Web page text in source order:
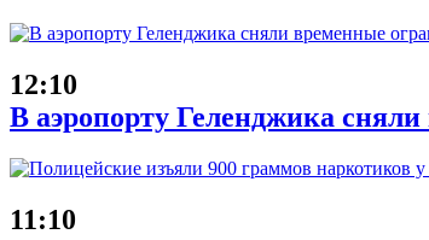
12:10
В аэропорту Геленджика
11:10